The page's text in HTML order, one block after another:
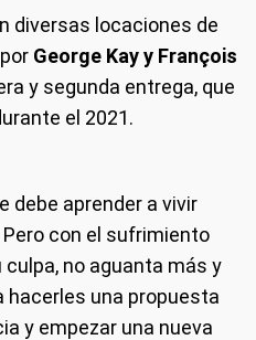
diversas locaciones de
George Kay y François
y segunda entrega, que
el 2021.
debe aprender a vivir
con el sufrimiento
no aguanta más y
hacerles una propuesta
y empezar una nueva